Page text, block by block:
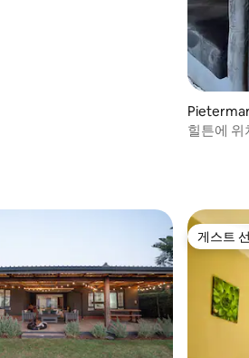
엄
힐튼에 위
게스트
게스트